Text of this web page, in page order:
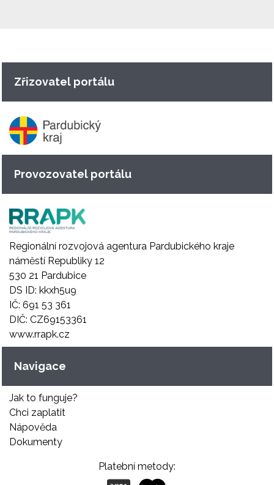
Zřizovatel portálu
Provozovatel portálu
Regionální rozvojová agentura Pardubického kraje
náměstí Republiky 12
530 21 Pardubice
DS ID: kkxh5u9
IČ: 691 53 361
DIČ: CZ69153361
www.rrapk.cz
Navigace
Jak to funguje?
Chci zaplatit
Nápověda
Dokumenty
Platební metody: